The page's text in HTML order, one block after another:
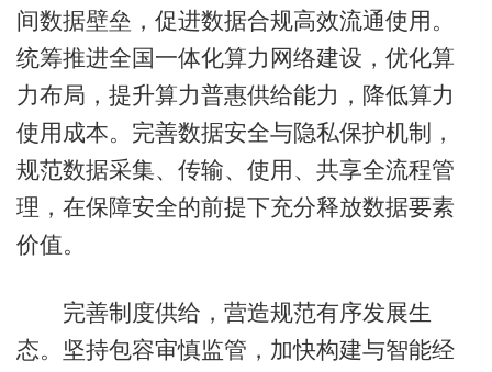
间数据壁垒，促进数据合规高效流通使用。
统筹推进全国一体化算力网络建设，优化算
力布局，提升算力普惠供给能力，降低算力
使用成本。完善数据安全与隐私保护机制，
规范数据采集、传输、使用、共享全流程管
理，在保障安全的前提下充分释放数据要素
价值。
完善制度供给，营造规范有序发展生
态。坚持包容审慎监管，加快构建与智能经